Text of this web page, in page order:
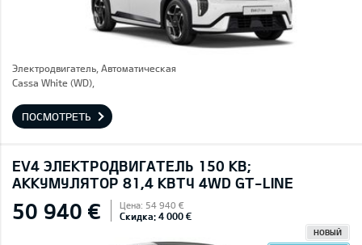
Электродвигатель, Автоматическая
Cassa White (WD),
ПОСМОТРЕТЬ
EV4 ЭЛЕКТРОДВИГАТЕЛЬ 150 КВ;
AККУМУЛЯТОР 81,4 КВТЧ 4WD GT-LINE
50 940 € Цена: 54 940 €
Скидка: 4 000 €
НОВЫЙ